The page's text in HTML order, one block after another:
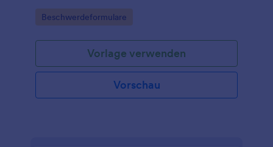
Qualitätsmanagement durch schnelle
Go to Category:
Beschwerdeformulare
Vorlage verwenden
Vorschau